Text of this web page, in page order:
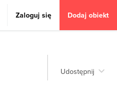
Zaloguj się Dodaj obiekt
Udostępnij